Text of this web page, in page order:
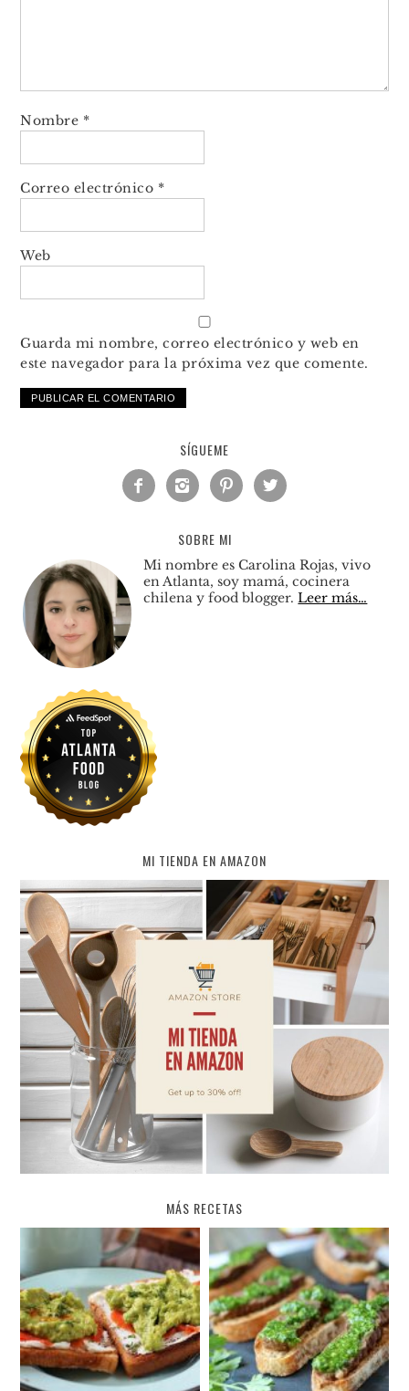
Nombre *
Correo electrónico *
Web
Guarda mi nombre, correo electrónico y web en
este navegador para la próxima vez que comente.
SÍGUEME
   
SOBRE MI
Mi nombre es Carolina Rojas, vivo
en Atlanta, soy mamá, cocinera
chilena y food blogger.Leer más…
MI TIENDA EN AMAZON
MÁS RECETAS